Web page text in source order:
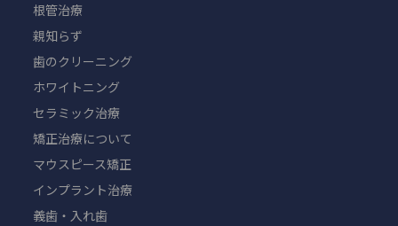
根管治療
親知らず
歯のクリーニング
ホワイトニング
セラミック治療
矯正治療について
マウスピース矯正
インプラント治療
義歯・入れ歯